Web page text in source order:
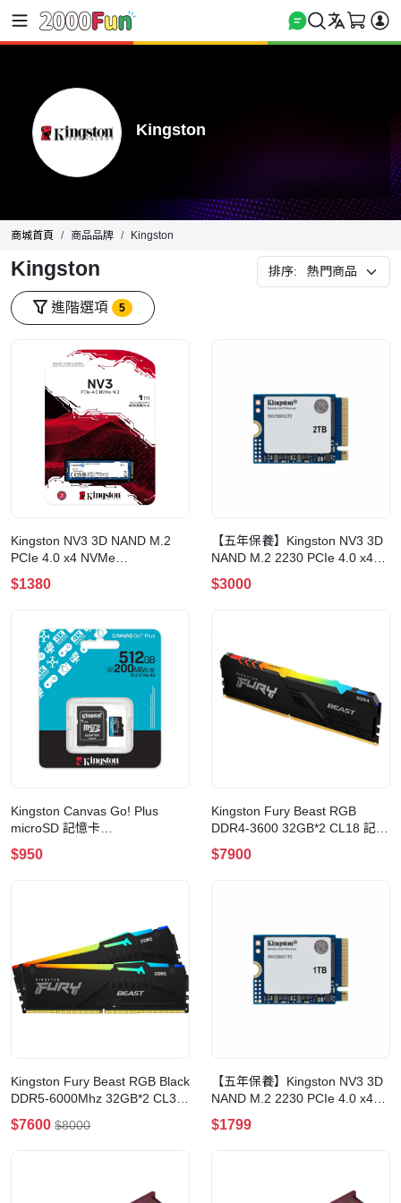
Kingston
商城首頁 商品品牌 Kingston
Kingston 排序:
進階選項 5
Kingston NV3 3D NAND M.2
PCIe 4.0 x4 NVMe
SSD(1000GB)
$1380
【五年保養】Kingston NV3 3D
NAND M.2 2230 PCIe 4.0 x4
NVMe SSD(2000GB)
$3000
Kingston Canvas Go! Plus
microSD 記憶卡
SDCG4(512GB)
$950
Kingston Fury Beast RGB
DDR4-3600 32GB*2 CL18 記憶
體(KF436C18BB2AK2/64)
$7900
Kingston Fury Beast RGB Black
DDR5-6000Mhz 32GB*2 CL30
記憶體(KF560C30BBEAK2-64)
$7600 $8000
【五年保養】Kingston NV3 3D
NAND M.2 2230 PCIe 4.0 x4
NVMe SSD(1000GB)
$1799